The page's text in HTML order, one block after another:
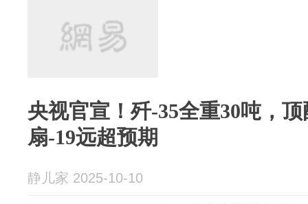
央视官宣！歼-35全重30吨，
扇-19远超预期
静儿家 2025-10-10